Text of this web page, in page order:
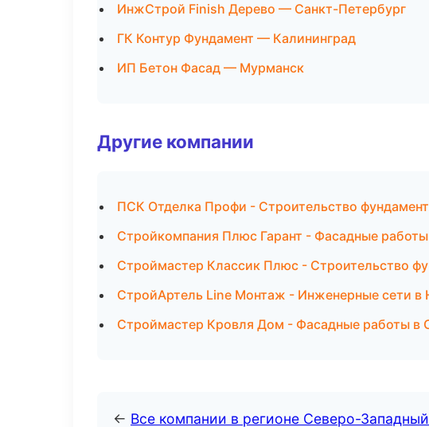
ИнжСтрой Finish Дерево — Санкт-Петербург
ГК Контур Фундамент — Калининград
ИП Бетон Фасад — Мурманск
Другие компании
ПСК Отделка Профи - Строительство
Стройкомпания Плюс Гарант - Фасадные работы
Строймастер Классик Плюс - Строительство
СтройАртель Line Монтаж - Инженерные сети
Строймастер Кровля Дом - Фасадные работы в
← Все компании в регионе Северо-